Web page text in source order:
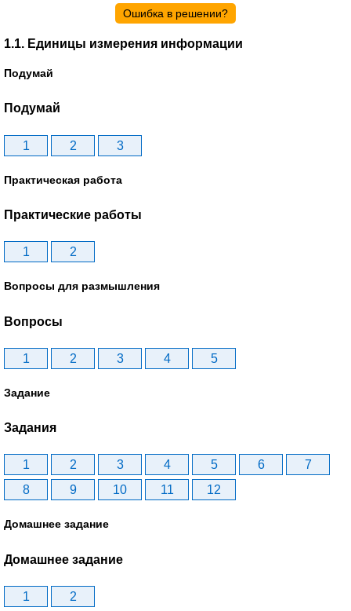
Ошибка в решении?
1.1. Единицы измерения информации
Подумай
Подумай
1 2 3
Практическая работа
Практические работы
1 2
Вопросы для размышления
Вопросы
1 2 3 4 5
Задание
Задания
1 2 3 4 5 6
7
8
9 10 11 12
Домашнее задание
Домашнее задание
1 2